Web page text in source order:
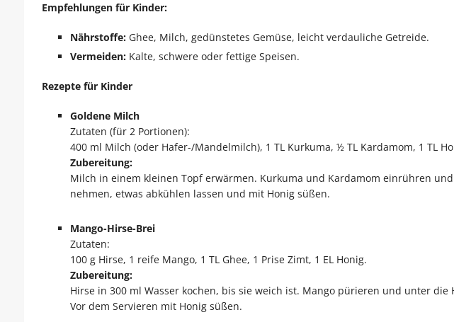
Empfehlungen für Kinder:
Nährstoffe:Ghee, Milch, gedünstetes Gemüse, leicht verdauliche Getreide.
Vermeiden:Kalte, schwere oder fettige Speisen.
Rezepte für Kinder
Goldene Milch
Zutaten (für 2 Portionen):
400 ml Milch (oder Hafer-/Mandelmilch), 1 TL Kurkuma, ½ TL Kardamom, 1 TL
Zubereitung:
Milch in einem kleinen Topf erwärmen. Kurkuma und Kardamom einrühren
nehmen, etwas abkühlen lassen und mit Honig süßen.
Mango-Hirse-Brei
Zutaten:
100 g Hirse, 1 reife Mango, 1 TL Ghee, 1 Prise Zimt, 1 EL Honig.
Zubereitung:
Hirse in 300 ml Wasser kochen, bis sie weich ist. Mango pürieren und unter
Vor dem Servieren mit Honig süßen.